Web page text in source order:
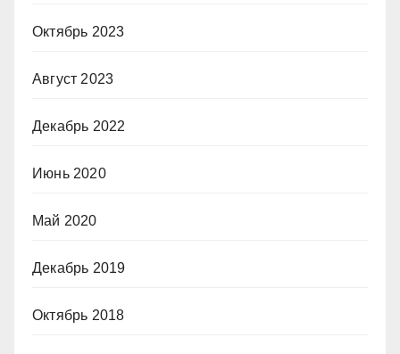
Октябрь 2023
Август 2023
Декабрь 2022
Июнь 2020
Май 2020
Декабрь 2019
Октябрь 2018